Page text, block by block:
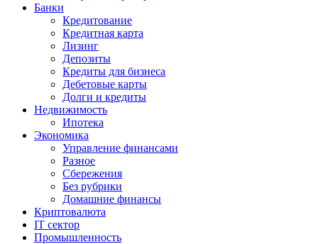
Банки
Кредитование
Кредитная карта
Лизинг
Депозиты
Кредиты для бизнеса
Дебетовые карты
Долги и кредиты
Недвижимость
Ипотека
Экономика
Управление финансами
Разное
Сбережения
Без рубрики
Домашние финансы
Криптовалюта
IT сектор
Промышленность